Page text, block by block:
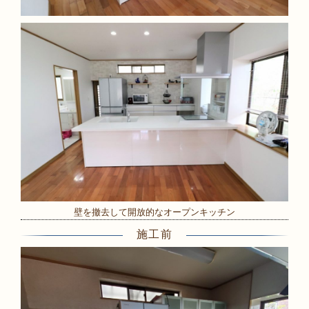
壁を撤去して開放的なオープンキッチン
施工前